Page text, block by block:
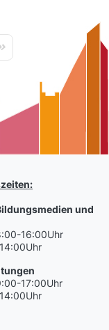
Page
und
16:00Uhr
17:00Uhr